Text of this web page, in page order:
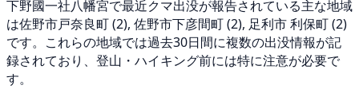
下野國一社八幡宮で最近クマ出没が報告されている主な地域
は佐野市戸奈良町 (2), 佐野市下彦間町 (2), 足利市 利保町 (2)
です。これらの地域では過去30日間に複数の出没情報が記
録されており、登山・ハイキング前には特に注意が必要で
す。